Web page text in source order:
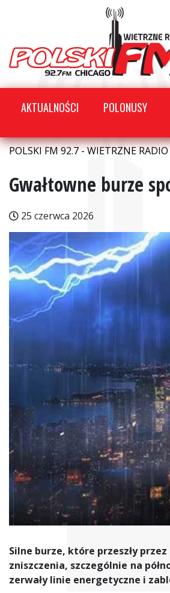
AKTUALNOŚCI POLONUSY
POLSKI FM 92.7 - WIETRZNE
Gwałtowne burze
25 czerwca 2026
Silne burze, które przeszły
zniszczenia, szczególnie na
zerwały linie energetyczne i